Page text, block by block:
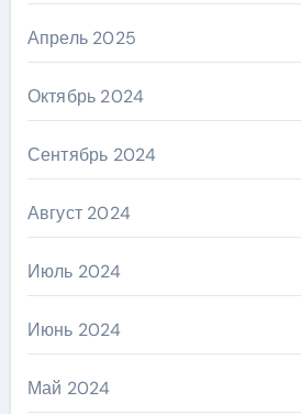
Апрель 2025
Октябрь 2024
Сентябрь 2024
Август 2024
Июль 2024
Июнь 2024
Май 2024